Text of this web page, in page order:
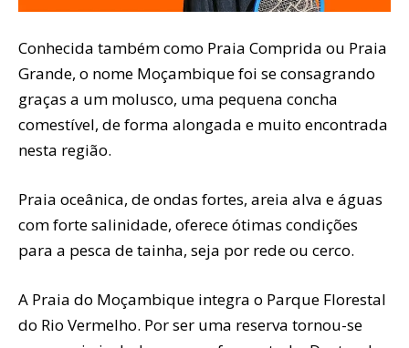
Conhecida também como Praia Comprida ou Praia
Grande, o nome Moçambique foi se consagrando
graças a um molusco, uma pequena concha
comestível, de forma alongada e muito encontrada
nesta região.
Praia oceânica, de ondas fortes, areia alva e águas
com forte salinidade, oferece ótimas condições
para a pesca de tainha, seja por rede ou cerco.
A Praia do Moçambique integra o Parque Florestal
do Rio Vermelho. Por ser uma reserva tornou-se